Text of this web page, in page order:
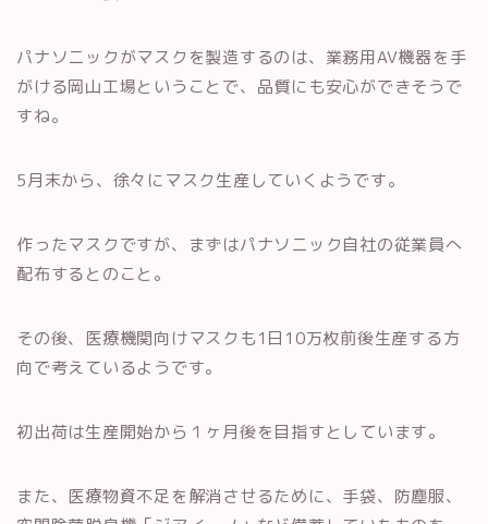
パナソニックがマスクを製造するのは、業務用AV機器を手
がける岡山工場ということで、品質にも安心ができそうで
すね。
5月末から、徐々にマスク生産していくようです。
作ったマスクですが、まずはパナソニック自社の従業員へ
配布するとのこと。
その後、医療機関向けマスクも1日10万枚前後生産する方
向で考えているようです。
初出荷は生産開始から１ヶ月後を目指すとしています。
また、医療物資不足を解消させるために、手袋、防塵服、